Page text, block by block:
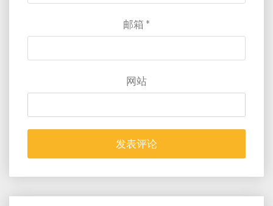
邮箱 *
网站